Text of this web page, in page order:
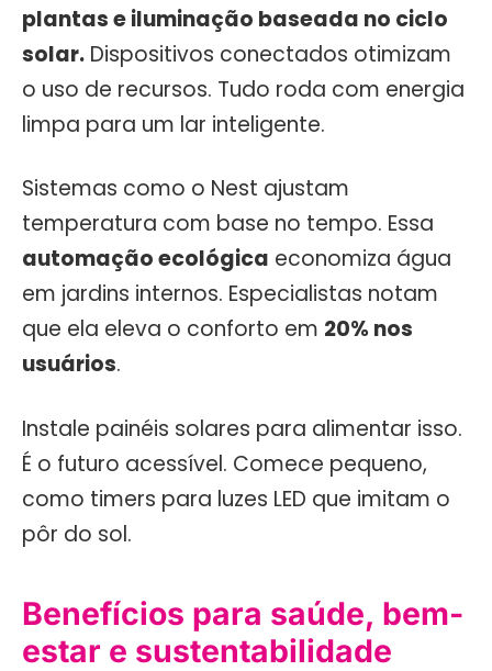
plantas e iluminação baseada no ciclo
solar. Dispositivos conectados otimizam
o uso de recursos. Tudo roda com energia
limpa para um lar inteligente.
Sistemas como o Nest ajustam
temperatura com base no tempo. Essa
automação ecológica economiza água
em jardins internos. Especialistas notam
que ela eleva o conforto em 20% nos
usuários.
Instale painéis solares para alimentar isso.
É o futuro acessível. Comece pequeno,
como timers para luzes LED que imitam o
pôr do sol.
Benefícios para saúde, bem-
estar e sustentabilidade